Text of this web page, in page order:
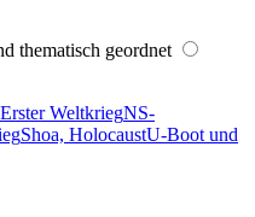
thematisch geordnet
Erster WeltkriegNS-
Shoa, HolocaustU-Boot und